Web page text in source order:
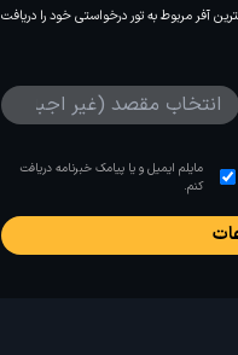
آفر مربوط به تور درخواستی خود را دریافت
مایلم ایمیل و یا پیامک خبرنامه دریافت
کنم.